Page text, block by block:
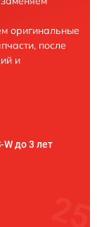
оригинальные
после
и
W до 3 лет